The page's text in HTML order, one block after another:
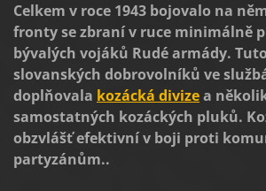
Celkem v roce 1943 bojovalo na
fronty se zbraní v ruce minimálně
bývalých vojáků Rudé armády.
slovanských dobrovolníků ve
doplňovala kozácká divizea
samostatných kozáckých pluků.
obzvlášť efektivní v boji proti
partyzánům..